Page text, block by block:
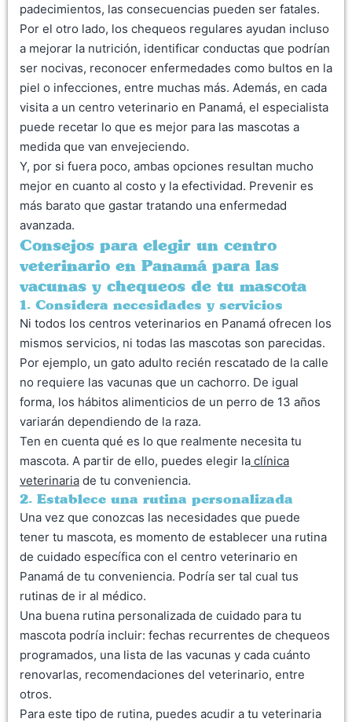
padecimientos, las consecuencias pueden ser fatales.
Por el otro lado, los chequeos regulares ayudan incluso
a mejorar la nutrición, identificar conductas que podrían
ser nocivas, reconocer enfermedades como bultos en la
piel o infecciones, entre muchas más. Además, en cada
visita a un centro veterinario en Panamá, el especialista
puede recetar lo que es mejor para las mascotas a
medida que van envejeciendo.
Y, por si fuera poco, ambas opciones resultan mucho
mejor en cuanto al costo y la efectividad. Prevenir es
más barato que gastar tratando una enfermedad
avanzada.
Consejos para elegir un centro
veterinario en Panamá para las
vacunas y chequeos de tu mascota
1. Considera necesidades y servicios
Ni todos los centros veterinarios en Panamá ofrecen los
mismos servicios, ni todas las mascotas son parecidas.
Por ejemplo, un gato adulto recién rescatado de la calle
no requiere las vacunas que un cachorro. De igual
forma, los hábitos alimenticios de un perro de 13 años
variarán dependiendo de la raza.
Ten en cuenta qué es lo que realmente necesita tu
mascota. A partir de ello, puedes elegir la clínica
veterinaria de tu conveniencia.
2. Establece una rutina personalizada
Una vez que conozcas las necesidades que puede
tener tu mascota, es momento de establecer una rutina
de cuidado específica con el centro veterinario en
Panamá de tu conveniencia. Podría ser tal cual tus
rutinas de ir al médico.
Una buena rutina personalizada de cuidado para tu
mascota podría incluir: fechas recurrentes de chequeos
programados, una lista de las vacunas y cada cuánto
renovarlas, recomendaciones del veterinario, entre
otros.
Para este tipo de rutina, puedes acudir a tu veterinaria